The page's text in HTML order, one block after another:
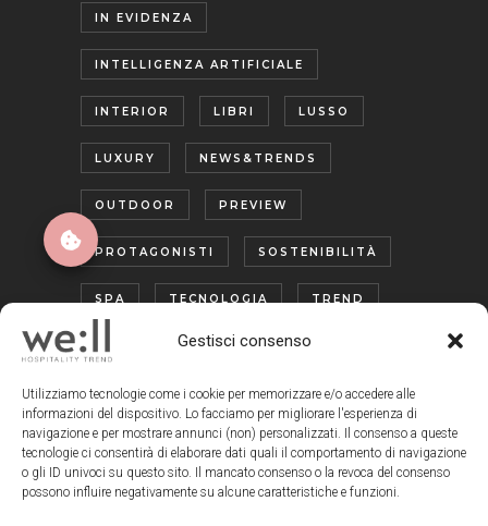
Gestisci consenso
Utilizziamo tecnologie come i cookie per memorizzare e/o accedere alle
informazioni del dispositivo. Lo facciamo per migliorare l'esperienza di
navigazione e per mostrare annunci (non) personalizzati. Il consenso a queste
tecnologie ci consentirà di elaborare dati quali il comportamento di navigazione
o gli ID univoci su questo sito. Il mancato consenso o la revoca del consenso
possono influire negativamente su alcune caratteristiche e funzioni.
IN EVIDENZA
INTELLIGENZA ARTIFICIALE
INTERIOR LIBRI LUSSO
LUXURY NEWS&TRENDS
OUTDOOR PREVIEW
PROTAGONISTI SOSTENIBILITÀ
SPA TECNOLOGIA TREND
TURISMO ENOGASTRONOMICO
WELLNESS